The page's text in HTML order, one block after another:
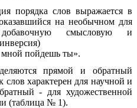
порядка слов выражается в
на необычном для
смысловую и
пойдешь ты».
прямой и обратный
характерен для научной и
- для художественной
(таблица № 1).